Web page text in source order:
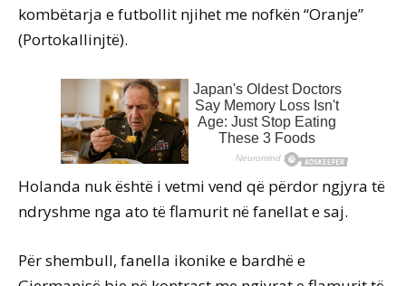
kombëtarja e futbollit njihet me nofkën “Oranje”
(Portokallinjtë).
Holanda nuk është i vetmi vend që përdor ngjyra të
ndryshme nga ato të flamurit në fanellat e saj.
Për shembull, fanella ikonike e bardhë e